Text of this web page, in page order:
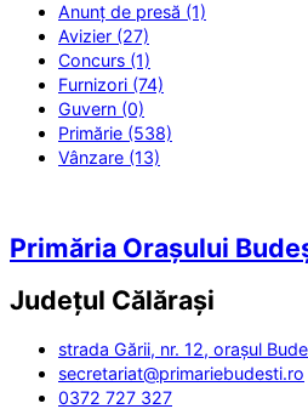
Anunț de presă (1)
Avizier (27)
Concurs (1)
Furnizori (74)
Guvern (0)
Primărie (538)
Vânzare (13)
Primăria Orașului
Județul Călărași
strada Gării, nr. 12, orașul
secretariat@primariebudesti.ro
0372 727 327